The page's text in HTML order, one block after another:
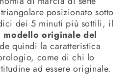
posizionato sotto
dei 5 minuti più sottili, il
modello originale del
quindi la caratteristica
come di chi lo
ad essere originale.